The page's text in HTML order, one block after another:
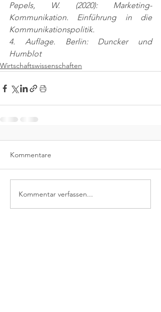
Pepels, W. (2020): Marketing-
Kommunikation. Einführung in die
Kommunikationspolitik.
4. Auflage. Berlin: Duncker und
Humblot
Wirtschaftswissenschaften
Kommentare
Kommentar verfassen...